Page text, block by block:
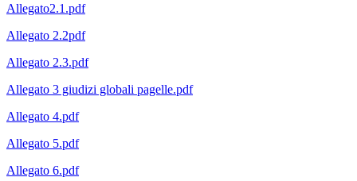
Allegato2.1.pdf
Allegato 2.2pdf
Allegato 2.3.pdf
Allegato 3 giudizi globali pagelle.pdf
Allegato 4.pdf
Allegato 5.pdf
Allegato 6.pdf